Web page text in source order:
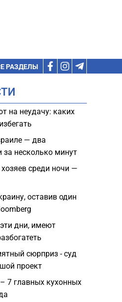
РАЗДЕЛЫ
на неудачу: каких
— два
за несколько минут
среди ночи —
оставив один
дни, имеют
сюрприз - суд
проект
7 главных кухонных